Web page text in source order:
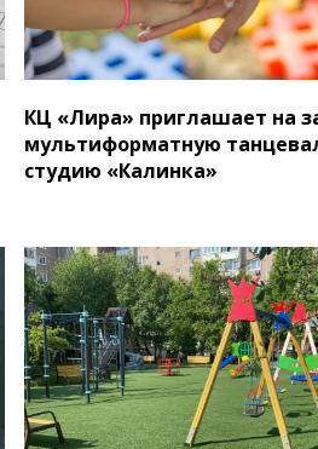
КЦ «Лира» приглашает на
мультиформатную
студию «Калинка»